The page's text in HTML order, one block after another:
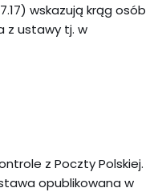
wskazują krąg osób
z ustawy tj. w
z Poczty Polskiej.
opublikowana w